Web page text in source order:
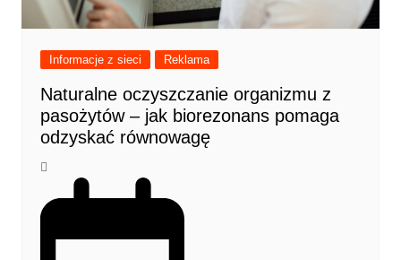
Informacje z sieci Reklama
Naturalne oczyszczanie organizmu z
pasożytów – jak biorezonans pomaga
odzyskać równowagę